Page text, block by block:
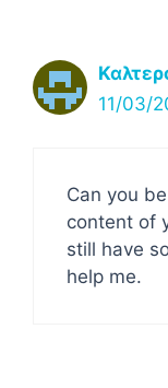
11/03/
Can you
content of
still have
help me.